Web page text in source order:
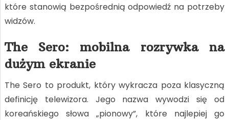
które stanowią bezpośrednią odpowiedź na potrzeby
widzów.
The Sero: mobilna rozrywka na
dużym ekranie
The Sero to produkt, który wykracza poza klasyczną
definicję telewizora. Jego nazwa wywodzi się od
koreańskiego słowa „pionowy”, które najlepiej go